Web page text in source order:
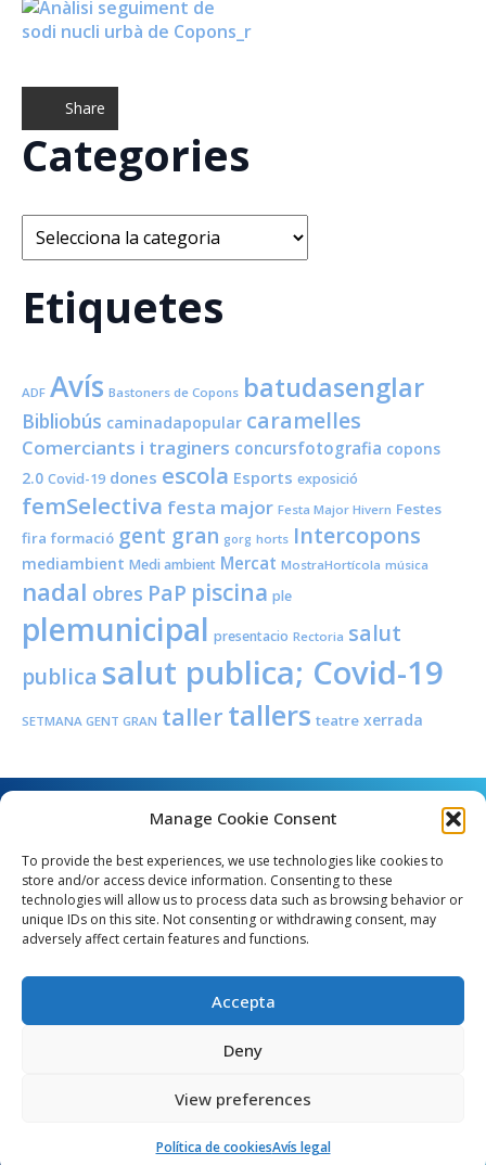
Manage Cookie Consent
To provide the best experiences, we use technologies like cookies to
store and/or access device information. Consenting to these
technologies will allow us to process data such as browsing behavior or
unique IDs on this site. Not consenting or withdrawing consent, may
adversely affect certain features and functions.
Accepta
Deny
View preferences
Política de cookiesAvís legal
Share
Categories
Categories
Etiquetes
ADF Avís Bastoners de Copons batudasenglar
Bibliobús caminadapopular caramelles
Comerciants i traginers concursfotografia copons
2.0 Covid-19 dones escola Esports exposició
femSelectiva festa major Festa Major Hivern Festes
fira formació gent gran gorg horts Intercopons
mediambient Medi ambient Mercat MostraHortícola música
nadal obres PaP piscina ple
plemunicipal presentacio Rectoria salut
publica salut publica; Covid-19
SETMANA GENT GRAN taller tallers teatre xerrada
Angel Guimerà, 8 - 08289 Copons
e_mail: copons@copons.cat
Crèdits Política de cookies (EU)